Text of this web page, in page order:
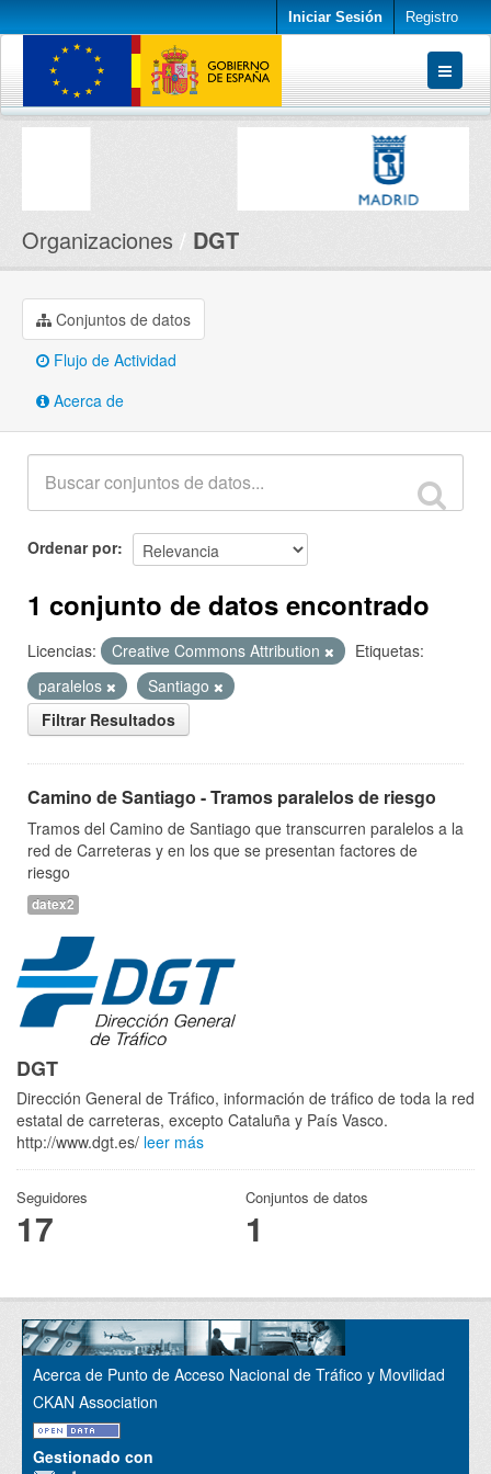
Iniciar Sesión Registro
Conjuntos de datos
Organizaciones DGT
Conjuntos de datos
Flujo de Actividad
Acerca de
Ordenar por
1 conjunto de datos encontrado
Licencias: Creative Commons Attribution
Etiquetas:
paralelos
Santiago
Filtrar Resultados
Camino de Santiago - Tramos paralelos de riesgo
Tramos del Camino de Santiago que transcurren paralelos a la
red de Carreteras y en los que se presentan factores de
riesgo
datex2
DGT
Dirección General de Tráfico, información de tráfico de toda la red
estatal de carreteras, excepto Cataluña y País Vasco.
http://www.dgt.es/ leer más
Seguidores
17
Conjuntos de datos
1
Acerca de Punto de Acceso Nacional de Tráfico y Movilidad
CKAN Association
Gestionado con